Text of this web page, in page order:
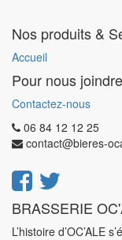
Nos produits &
Accueil
Pour nous joindre
Contactez-nous
06 84 12 12 25
contact@bieres-
BRASSERIE
L’histoire d’OC’ALE